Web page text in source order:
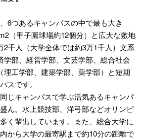
6つあるキャンパスの中で最も大き
（甲子園球場約12個分）と広大な敷地
2千人（大学全体では約3万1千人）文系
学部、経営学部、文芸学部、総合社会
理工学部、建築学部、薬学部）と短期
スです。
じキャンパスで学ぶ活気あるキャンパ
ん。水上競技部、洋弓部などオリンピ
く輩出しています。また、総合大学に
から大学の最寄駅まで約10分の距離で